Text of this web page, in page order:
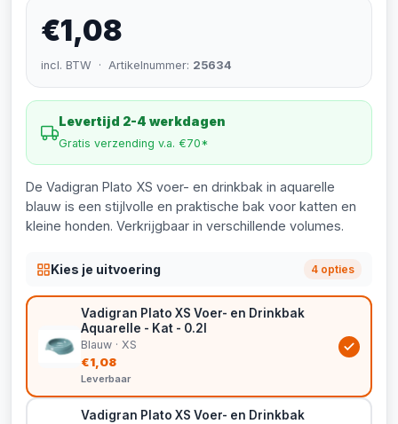
€1,08
incl. BTW · Artikelnummer: 25634
Levertijd 2-4 werkdagen
Gratis verzending v.a. €70*
De Vadigran Plato XS voer- en drinkbak in aquarelle
blauw is een stijlvolle en praktische bak voor katten en
kleine honden. Verkrijgbaar in verschillende volumes.
Kies je uitvoering 4 opties
Vadigran Plato XS Voer- en Drinkbak
Aquarelle - Kat - 0.2l
Blauw · XS
€1,08
Leverbaar
Vadigran Plato XS Voer- en Drinkbak